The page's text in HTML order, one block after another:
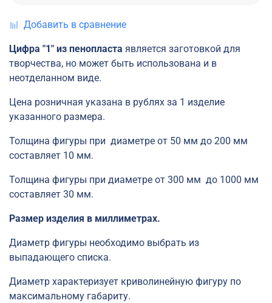
Добавить в сравнение
Цифра "1" из пенопласта является заготовкой для
творчества, но может быть использована и в
неотделанном виде.
Цена розничная указана в рублях за 1 изделие
указанного размера.
Толщина фигуры при диаметре от 50 мм до 200 мм
составляет 10 мм.
Толщина фигуры при диаметре от 300 мм до 1000 мм
составляет 30 мм.
Размер изделия в миллиметрах.
Диаметр фигуры необходимо выбрать из
выпадающего списка.
Диаметр характеризует криволинейную фигуру по
максимальному габариту.